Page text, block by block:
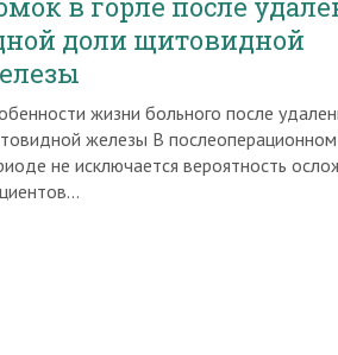
доли щитовидной
жизни больного после
железы В послеоперационном
не исключается вероятность